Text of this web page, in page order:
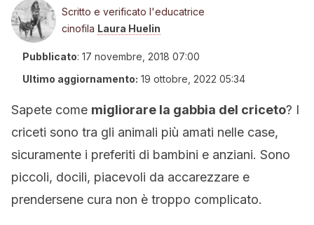
Scritto e verificato l'educatrice
cinofila Laura Huelin
Pubblicato: 17 novembre, 2018 07:00
Ultimo aggiornamento: 19 ottobre, 2022 05:34
Sapete come migliorare la gabbia del criceto? I
criceti sono tra gli animali più amati nelle case,
sicuramente i preferiti di bambini e anziani. Sono
piccoli, docili, piacevoli da accarezzare e
prendersene cura non è troppo complicato.